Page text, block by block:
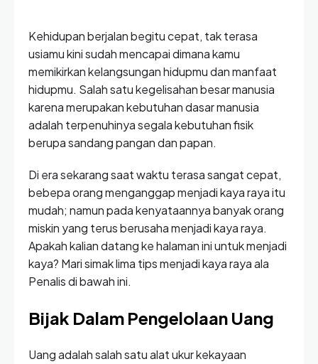
Kehidupan berjalan begitu cepat, tak terasa
usiamu kini sudah mencapai dimana kamu
memikirkan kelangsungan hidupmu dan manfaat
hidupmu. Salah satu kegelisahan besar manusia
karena merupakan kebutuhan dasar manusia
adalah terpenuhinya segala kebutuhan fisik
berupa sandang pangan dan papan.
Di era sekarang saat waktu terasa sangat cepat,
bebepa orang menganggap menjadi kaya raya itu
mudah; namun pada kenyataannya banyak orang
miskin yang terus berusaha menjadi kaya raya.
Apakah kalian datang ke halaman ini untuk menjadi
kaya? Mari simak lima tips menjadi kaya raya ala
Penalis di bawah ini.
Bijak Dalam Pengelolaan Uang
Uang adalah salah satu alat ukur kekayaan